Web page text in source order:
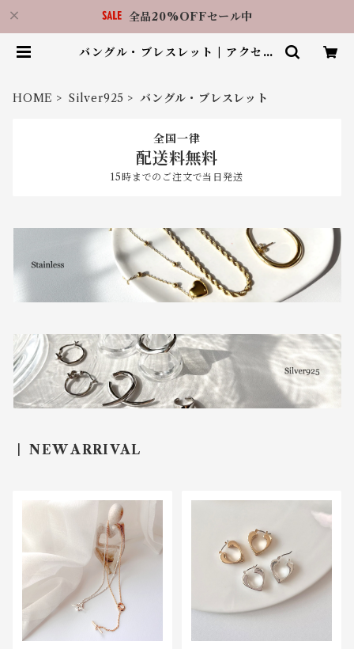
全品20%OFFセール中
バングル・ブレスレット | アクセサ
HOME
Silver925 バングル・ブレスレット
全国一律
配送料無料
15時までのご注文で当日発送
NEW ARRIVAL